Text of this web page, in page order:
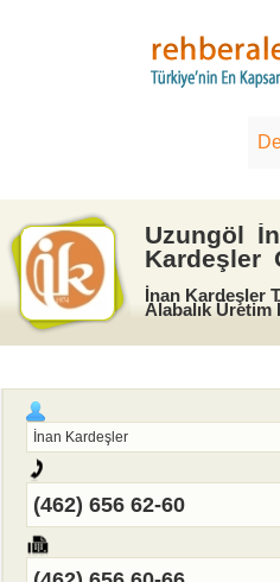
Uzungöl
Kardeşler
İnan Kardeşler
Alabalık Üretim
İnan Kardeşler
(462) 656 62-60